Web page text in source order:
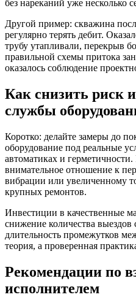
без нареканий уже несколько
Другой пример: скважина
регулярно терять дебит.
трубу утапливали, перекрыв
правильной схемы притока
оказалось соблюдение
Как снизить риск
службы
Коротко: делайте замеры до
оборудование под реальные
автоматиках и
внимательное отношение к
вибрации или увеличенному
крупных ремонтов.
Инвестиции в качественные
снижение количества
длительность промежутков
теория, а проверенная
Рекомендации по
исполнителем